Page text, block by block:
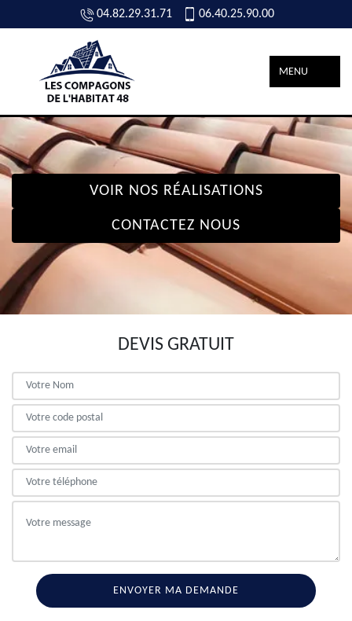
04.82.29.31.71 06.40.25.90.00
MENU
VOIR NOS RÉALISATIONS
CONTACTEZ NOUS
DEVIS GRATUIT